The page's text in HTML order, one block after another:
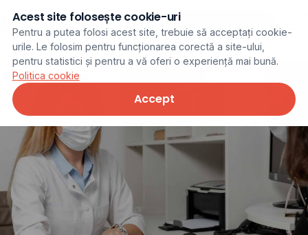
Programare online
Acest site folosește cookie-uri
Pentru a putea folosi acest site, trebuie să acceptați cookie-
urile. Le folosim pentru funcționarea corectă a site-ului,
pentru statistici și pentru a vă oferi o experiență mai bună.
Politica cookie
Accept